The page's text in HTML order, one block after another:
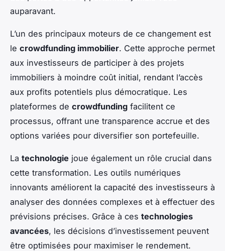
auparavant.
L’un des principaux moteurs de ce changement est
le crowdfunding immobilier. Cette approche permet
aux investisseurs de participer à des projets
immobiliers à moindre coût initial, rendant l’accès
aux profits potentiels plus démocratique. Les
plateformes de crowdfunding facilitent ce
processus, offrant une transparence accrue et des
options variées pour diversifier son portefeuille.
La technologie joue également un rôle crucial dans
cette transformation. Les outils numériques
innovants améliorent la capacité des investisseurs à
analyser des données complexes et à effectuer des
prévisions précises. Grâce à ces technologies
avancées, les décisions d’investissement peuvent
être optimisées pour maximiser le rendement.